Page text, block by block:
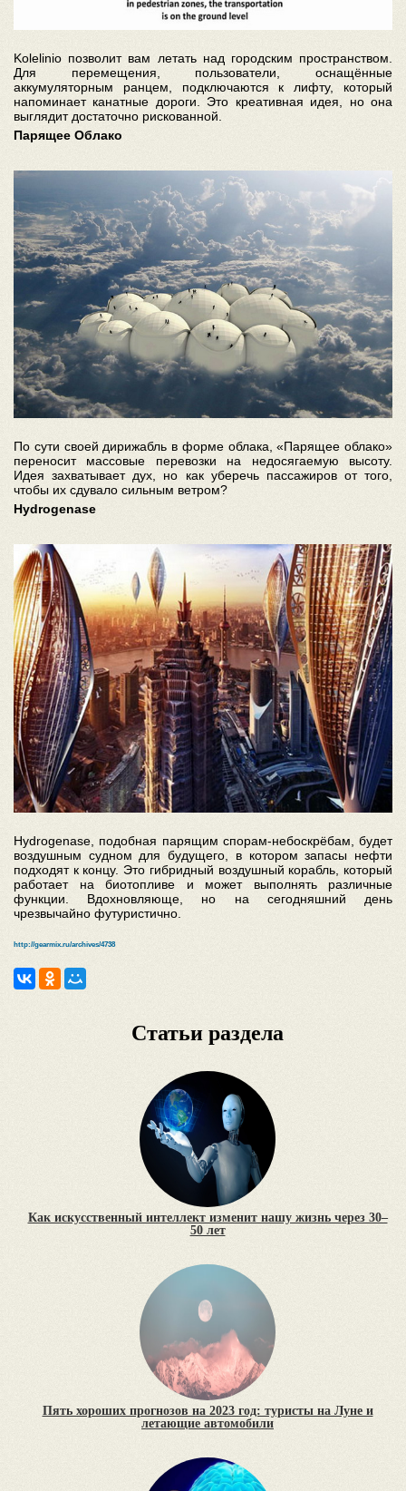
Kolelinio позволит вам летать над городским пространством.
Для перемещения, пользователи, оснащённые
аккумуляторным ранцем, подключаются к лифту, который
напоминает канатные дороги. Это креативная идея, но она
выглядит достаточно рискованной.
Парящее Облако
По сути своей дирижабль в форме облака, «Парящее облако»
переносит массовые перевозки на недосягаемую высоту.
Идея захватывает дух, но как уберечь пассажиров от того,
чтобы их сдувало сильным ветром?
Hydrogenase
Hydrogenase, подобная парящим спорам-небоскрёбам, будет
воздушным судном для будущего, в котором запасы нефти
подходят к концу. Это гибридный воздушный корабль, который
работает на биотопливе и может выполнять различные
функции. Вдохновляюще, но на сегодняшний день
чрезвычайно футуристично.
http://gearmix.ru/archives/4738
Статьи раздела
Как искусственный интеллект изменит нашу жизнь через 30–
50 лет
Пять хороших прогнозов на 2023 год: туристы на Луне и
летающие автомобили